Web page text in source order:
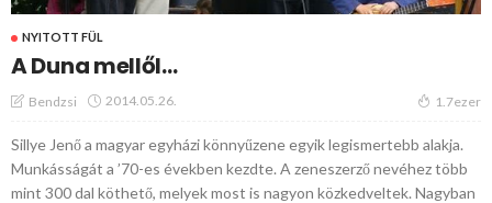
NYITOTT FÜL
A Duna mellől…
Bendzsi 2014.05.26. 1.7ezer
Sillye Jenő a magyar egyházi könnyűzene egyik legismertebb alakja.
Munkásságát a ’70-es években kezdte. A zeneszerző nevéhez több
mint 300 dal köthető, melyek most is nagyon közkedveltek. Nagyban